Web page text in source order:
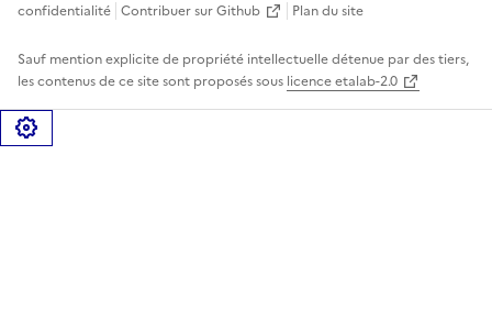
confidentialité Contribuer sur Github Plan du site
Sauf mention explicite de propriété intellectuelle détenue par des tiers,
les contenus de ce site sont proposés sous licence etalab-2.0
Gérer les cookies